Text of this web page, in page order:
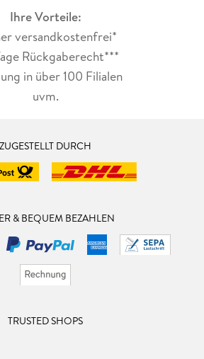
Ihre Vorteile:
versandkostenfrei*
Rückgaberecht***
in über 100 Filialen
uvm.
ZUGESTELLT DURCH
& BEQUEM BEZAHLEN
TRUSTED SHOPS